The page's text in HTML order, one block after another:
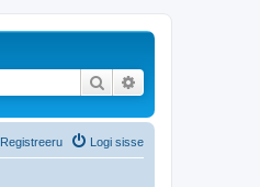
Otsi
Logi sisse
Registreeru